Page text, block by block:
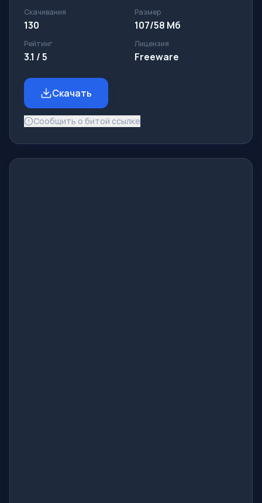
Скачивания
130
Размер
107/58 Мб
Рейтинг
3.1 / 5
Лицензия
Freeware
Скачать
Сообщить о битой ссылке